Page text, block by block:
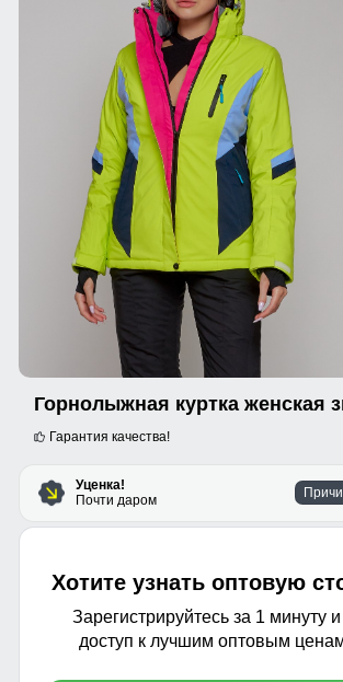
Гарантия качества!
Уценка!
Почти даром
Хотите узнать оптовую
Зарегистрируйтесь за 1 минуту
доступ к лучшим оптовым